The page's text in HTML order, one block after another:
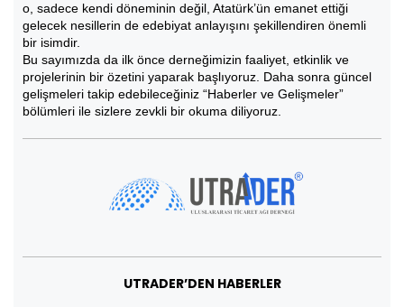
o, sadece kendi döneminin değil, Atatürk’ün emanet ettiği
gelecek nesillerin de edebiyat anlayışını şekillendiren önemli
bir isimdir.
Bu sayımızda da ilk önce derneğimizin faaliyet, etkinlik ve
projelerinin bir özetini yaparak başlıyoruz. Daha sonra güncel
gelişmeleri takip edebileceğiniz “Haberler ve Gelişmeler”
bölümleri ile sizlere zevkli bir okuma diliyoruz.
UTRADER’DEN HABERLER